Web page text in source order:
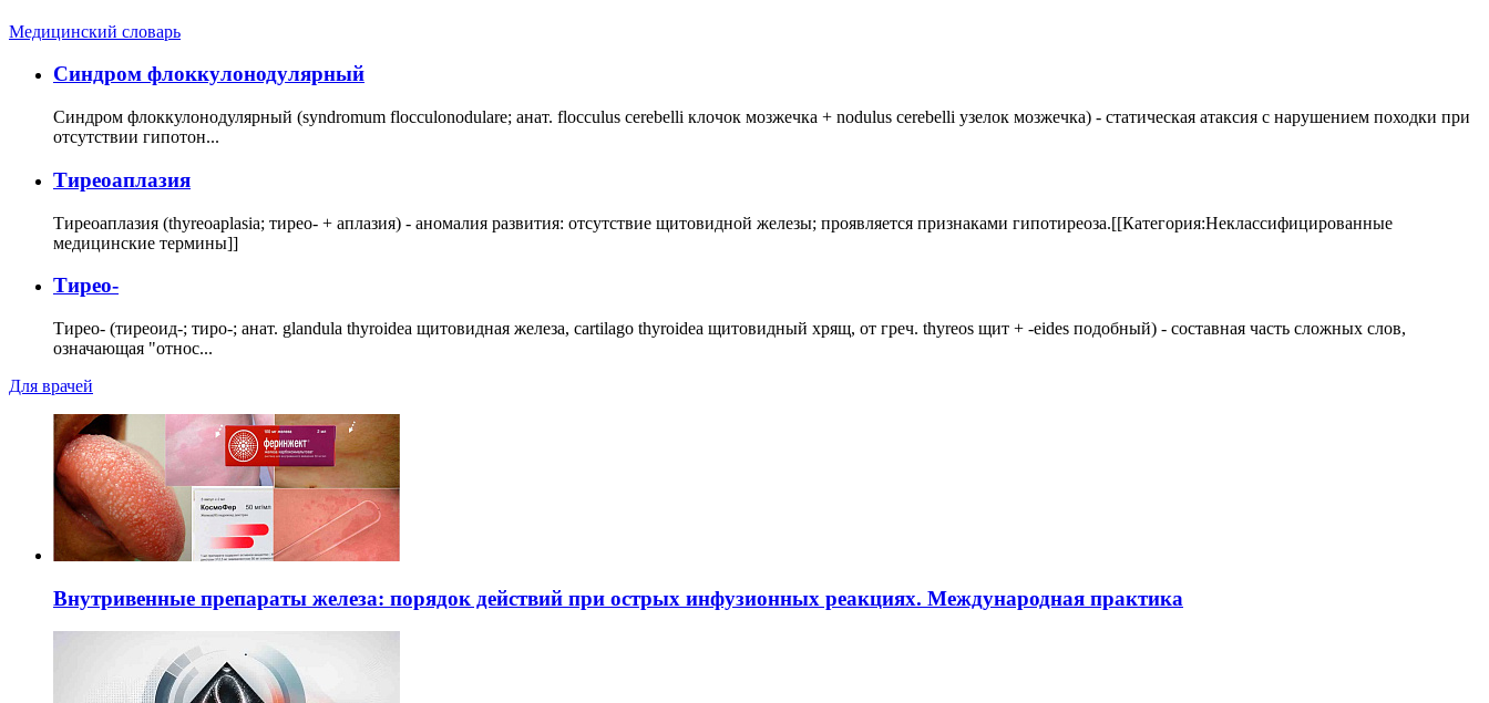
Медицинский словарь
Cиндром флоккулонодулярный
Синдром флоккулонодулярный (syndromum flocculonodulare; анат. flocculus cerebelli клочок мозжечка + nodulus cerebelli узелок мозжечка) - статическая атаксия с нарушением походки при
отсутствии гипотон...
Тиреоаплазия
Тиреоаплазия (thyreoaplasia; тирео- + аплазия) - аномалия развития: отсутствие щитовидной железы; проявляется признаками гипотиреоза.[[Категория:Неклассифицированные
медицинские термины]]
Тирео-
Тирео- (тиреоид-; тиро-; анат. glandula thyroidea щитовидная железа, cartilago thyroidea щитовидный хрящ, от греч. thyreos щит + -eides подобный) - составная часть сложных слов,
означающая "относ...
Для врачей
Внутривенные препараты железа: порядок действий при острых инфузионных реакциях. Международная практика